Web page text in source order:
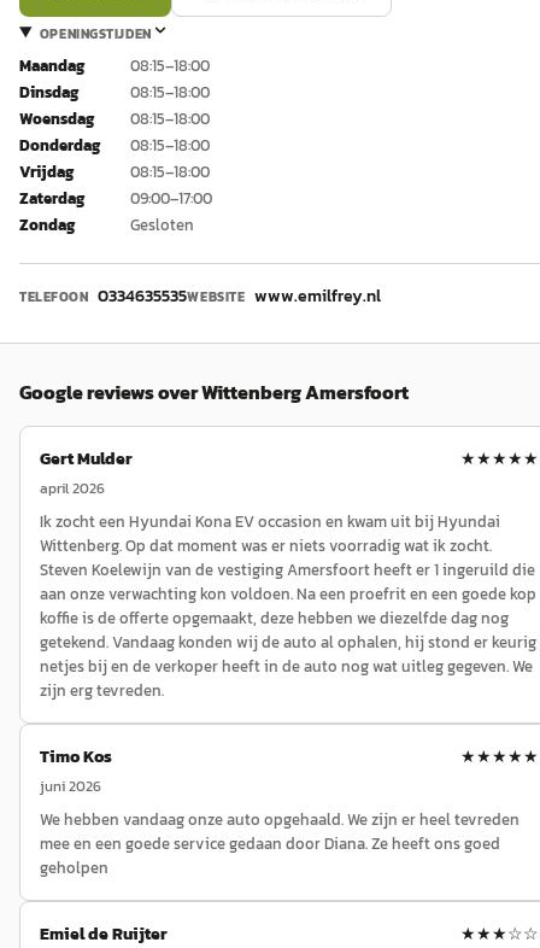
OPENINGSTIJDEN
Maandag
08:15–18:00
Dinsdag
08:15–18:00
Woensdag
08:15–18:00
Donderdag
08:15–18:00
Vrijdag
08:15–18:00
Zaterdag
09:00–17:00
Zondag
Gesloten
TELEFOON 0334635535WEBSITE www.emilfrey.nl
Google reviews overWittenberg Amersfoort
Gert Mulder
april 2026
★★★★★
Ik zocht een Hyundai Kona EV occasion en kwam uit bij Hyundai
Wittenberg. Op dat moment was er niets voorradig wat ik zocht.
Steven Koelewijn van de vestiging Amersfoort heeft er 1 ingeruild die
aan onze verwachting kon voldoen. Na een proefrit en een goede kop
koffie is de offerte opgemaakt, deze hebben we diezelfde dag nog
getekend. Vandaag konden wij de auto al ophalen, hij stond er keurig
netjes bij en de verkoper heeft in de auto nog wat uitleg gegeven. We
zijn erg tevreden.
Timo Kos
juni 2026
★★★★★
We hebben vandaag onze auto opgehaald. We zijn er heel tevreden
mee en een goede service gedaan door Diana. Ze heeft ons goed
geholpen
Emiel de Ruijter ★★★☆☆